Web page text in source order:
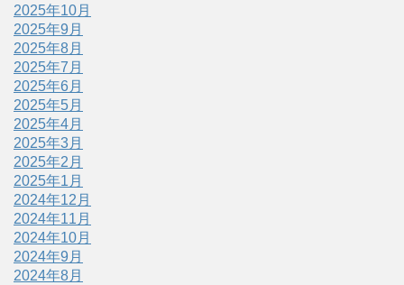
2025年10月
2025年9月
2025年8月
2025年7月
2025年6月
2025年5月
2025年4月
2025年3月
2025年2月
2025年1月
2024年12月
2024年11月
2024年10月
2024年9月
2024年8月